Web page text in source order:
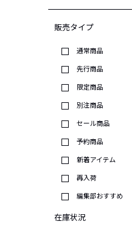
販売タイプ
通常商品
先行商品
限定商品
別注商品
セール商品
予約商品
新着アイテム
再入荷
編集部おすすめ
在庫状況